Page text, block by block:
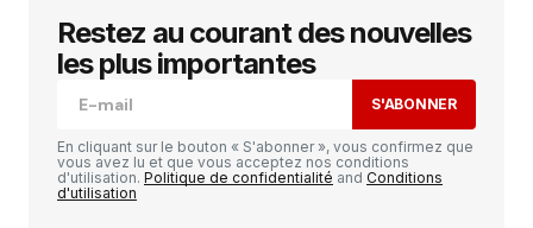
Votre adresse e-mail ne sera pas publiée. Les
champs obligatoires sont indiqués avec
Restez au courant des nouvelles
les plus importantes
S'ABONNER
En cliquant sur le bouton « S'abonner », vous confirmez que
vous avez lu et que vous acceptez nos conditions
d'utilisation. Politique de confidentialité and Conditions
d'utilisation